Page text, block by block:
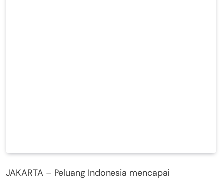
JAKARTA – Peluang Indonesia mencapai